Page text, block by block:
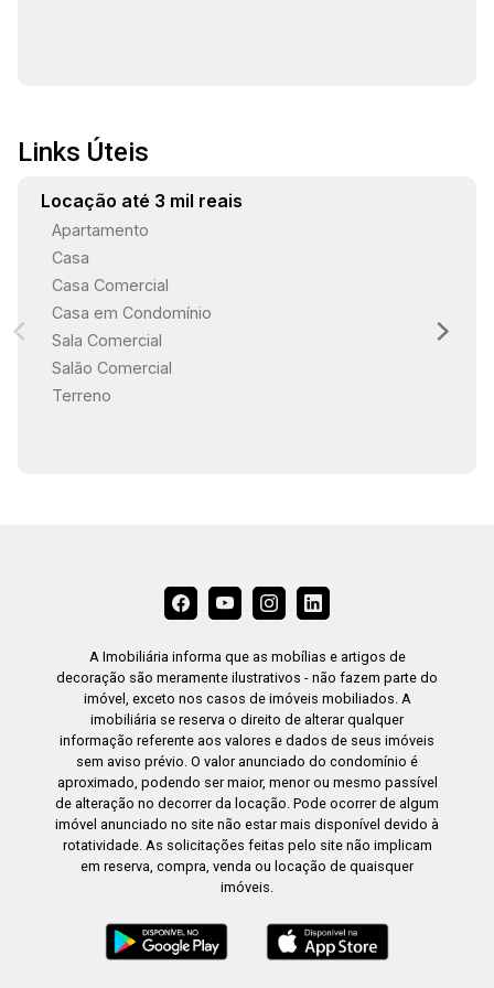
Links Úteis
Locação até 3 mil reais
Apartamento
Casa
Casa Comercial
Casa em Condomínio
Sala Comercial
Salão Comercial
Terreno
A Imobiliária informa que as mobílias e artigos de
decoração são meramente ilustrativos - não fazem parte do
imóvel, exceto nos casos de imóveis mobiliados. A
imobiliária se reserva o direito de alterar qualquer
informação referente aos valores e dados de seus imóveis
sem aviso prévio. O valor anunciado do condomínio é
aproximado, podendo ser maior, menor ou mesmo passível
de alteração no decorrer da locação. Pode ocorrer de algum
imóvel anunciado no site não estar mais disponível devido à
rotatividade. As solicitações feitas pelo site não implicam
em reserva, compra, venda ou locação de quaisquer
imóveis.